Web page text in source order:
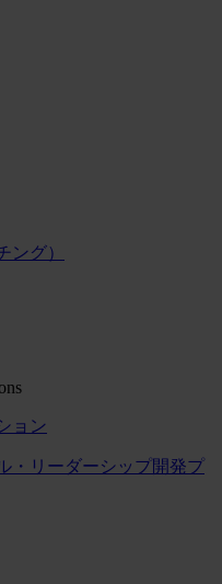
ング）
ョン
・リーダーシップ開発プ